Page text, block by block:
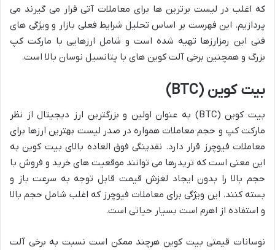
که اغلب در لیست برترین ها برای معاملات آتی قرار می گیرند می
پردازیم. این فهرست بر اساس تحلیل شرایط فعلی بازار و ویژگی های
فنی این رمزارزها تهیه شده است و شامل ارزهایی با مارکت کپ
بزرگ و همچنین برخی آلت کوین های با پتانسیل نوسان بالا است.
بیت کوین (BTC)
بیت کوین (BTC) به عنوان اولین و بزرگترین ارز دیجیتال از نظر
مارکت کپ و حجم معاملات همواره در صدر لیست بهترین ارزها برای
معاملات فیوچرز قرار دارد. نقدینگی فوق العاده بالای بیت کوین به
این معنی است که تریدرها می توانند موقعیت های خرید و فروش با
حجم بالا را بدون ایجاد لغزش قیمت قابل توجه به سرعت باز و
بسته کنند. این ویژگی برای معاملات فیوچرز که اغلب شامل حجم بالا
و استفاده از اهرم است بسیار حیاتی است.
نوسانات قیمتی بیت کوین هرچند ممکن است نسبت به برخی آلت